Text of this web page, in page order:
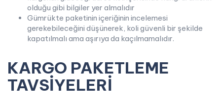
olduğu gibi bilgiler yer almalıdır
Gümrükte paketinin içeriğinin incelemesi
gerekebileceğini düşünerek, koli güvenli bir şekilde
kapatılmalı ama aşırıya da kaçılmamalıdır.
KARGO PAKETLEME
TAVSİYELERİ